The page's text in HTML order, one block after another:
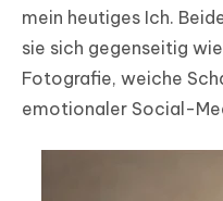
mein heutiges Ich.
sie sich gegenseitig
Fotografie, weiche
emotionaler Social-